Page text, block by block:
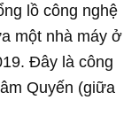
lồ công nghệ
một nhà máy ở
Đây là công
Quyến (giữa